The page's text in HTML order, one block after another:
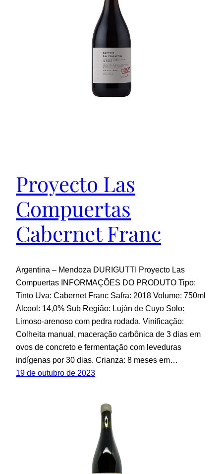
Proyecto Las
Compuertas
Cabernet Franc
Argentina – Mendoza DURIGUTTI Proyecto Las
Compuertas INFORMAÇÕES DO PRODUTO Tipo:
Tinto Uva: Cabernet Franc Safra: 2018 Volume: 750ml
Álcool: 14,0% Sub Região: Luján de Cuyo Solo:
Limoso-arenoso com pedra rodada. Vinificação:
Colheita manual, maceração carbônica de 3 dias em
ovos de concreto e fermentação com leveduras
indígenas por 30 dias. Crianza: 8 meses em…
19 de outubro de 2023